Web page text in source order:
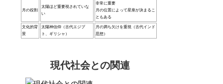
月の役割
太陽ほど重要視されていな
い
非常に重要
月の位置によって星座が決まるこ
ともある
文化的背
景
太陽神信仰（古代エジプ
ト、ギリシャ）
月の満ち欠けを重視（古代インド
思想）
現代社会との関連